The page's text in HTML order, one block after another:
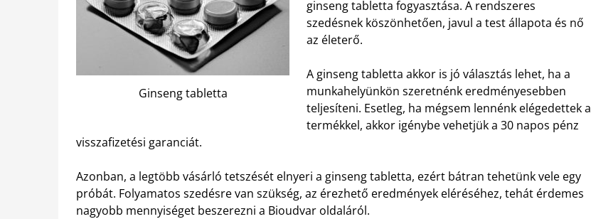
Ginseng tabletta
ginseng tabletta fogyasztása. A rendszeres
szedésnek köszönhetően, javul a test állapota és nő
az életerő.
A ginseng tabletta akkor is jó választás lehet, ha a
munkahelyünkön szeretnénk eredményesebben
teljesíteni. Esetleg, ha mégsem lennénk elégedettek a
termékkel, akkor igénybe vehetjük a 30 napos pénz
visszafizetési garanciát.
Azonban, a legtöbb vásárló tetszését elnyeri a ginseng tabletta, ezért bátran tehetünk vele egy
próbát. Folyamatos szedésre van szükség, az érezhető eredmények eléréséhez, tehát érdemes
nagyobb mennyiséget beszerezni a Bioudvar oldaláról.